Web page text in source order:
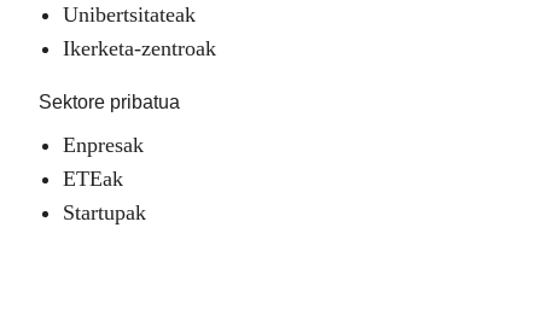
Unibertsitateak
Ikerketa-zentroak
Sektore pribatua
Enpresak
ETEak
Startupak